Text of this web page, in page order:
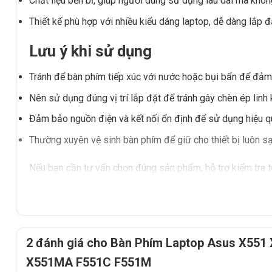
Thiết kế phù hợp với nhiều kiểu dáng laptop, dễ dàng lắp
Lưu ý khi sử dụng
Tránh để bàn phím tiếp xúc với nước hoặc bụi bẩn để
Nên sử dụng đúng vị trí lắp đặt để tránh gây chèn ép linh
Đảm bảo nguồn điện và kết nối ổn định để sử dụng hiệu
Thường xuyên vệ sinh bàn phím để giữ cho thiết bị luôn
Nếu bạn cần tư vấn chọn đúng sản phẩm, hỗ trợ kiểm
2 đánh giá cho Bàn Phím Laptop Asus X551
X551MA F551C F551M